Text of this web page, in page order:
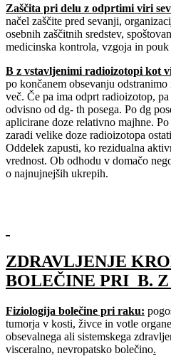
Zaščita pri delu z odprtimi viri
načel zaščite pred sevanji,
osebnih zaščitnih sredstev,
medicinska kontrola, vzgoja in pouk
B z vstavljenimi radioizotopi kot
po končanem obsevanju
več. Če pa ima odprt radioizotop,
odvisno od dg- th posega. Po dg
aplicirane doze relativno majhne.
zaradi velike doze radioizotopa
Oddelek zapusti, ko rezidualna
vrednost. Ob odhodu v domačo
o najnujnejših ukrepih.
ZDRAVLJENJE
BOLEČINE PRI B.
Fiziologija bolečine pri raku:
tumorja v kosti, živce in votle
obsevalnega ali sistemskega
visceralno, nevropatsko bolečino.